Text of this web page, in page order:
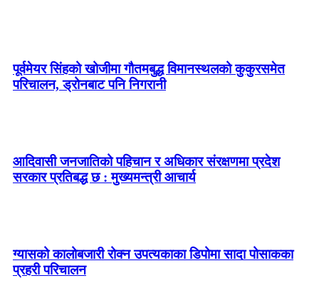
पूर्वमेयर सिंहको खोजीमा गौतमबुद्ध विमानस्थलको कुकुरसमेत
परिचालन, ड्रोनबाट पनि निगरानी
आदिवासी जनजातिको पहिचान र अधिकार संरक्षणमा प्रदेश
सरकार प्रतिबद्ध छ : मुख्यमन्त्री आचार्य
ग्यासको कालोबजारी रोक्न उपत्यकाका डिपोमा सादा पोसाकका
प्रहरी परिचालन